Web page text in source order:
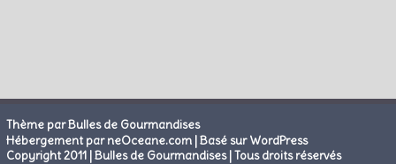
Thème par Bulles de Gourmandises
Hébergement par neOceane.com |Basé sur WordPress
Copyright 2011 | Bulles de Gourmandises | Tous droits réservés